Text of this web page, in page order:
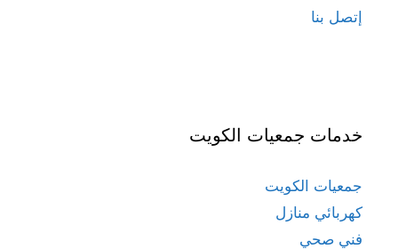
إتصل بنا
خدمات جمعيات الكويت
جمعيات الكويت
كهربائي منازل
فني صحي